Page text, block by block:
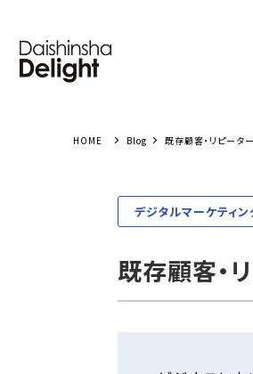
Blog 既存顧客・リピータ
デジタルマーケティン
既存顧客・